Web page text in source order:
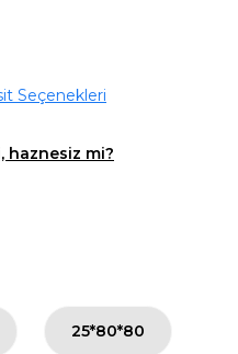
Seçenekleri
haznesiz mi?
25*80*80